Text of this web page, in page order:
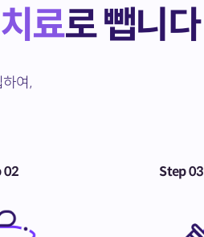
료로 뺍니다
여,
02 Step 03